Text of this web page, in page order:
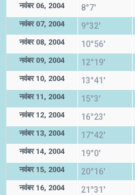
नवंबर 06, 2004 8°7'
नवंबर 07, 2004 9°32'
नवंबर 08, 2004 10°56'
नवंबर 09, 2004 12°19'
नवंबर 10, 2004 13°41'
नवंबर 11, 2004 15°3'
नवंबर 12, 2004 16°23'
नवंबर 13, 2004 17°42'
नवंबर 14, 2004 19°0'
नवंबर 15, 2004 20°16'
नवंबर 16, 2004 21°31'